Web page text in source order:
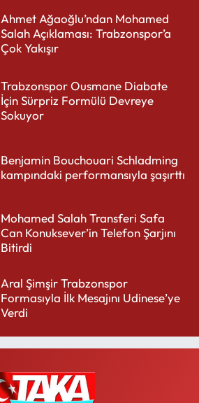
Ahmet Ağaoğlu’ndan Mohamed
Salah Açıklaması: Trabzonspor’a
Çok Yakışır
Trabzonspor Ousmane Diabate
İçin Sürpriz Formülü Devreye
Sokuyor
Benjamin Bouchouari Schladming
kampındaki performansıyla şaşırttı
Mohamed Salah Transferi Safa
Can Konuksever’in Telefon Şarjını
Bitirdi
Aral Şimşir Trabzonspor
Formasıyla İlk Mesajını Udinese’ye
Verdi